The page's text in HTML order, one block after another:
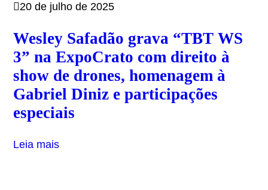
20 de julho de 2025
Wesley Safadão grava “TBT WS
3” na ExpoCrato com direito à
show de drones, homenagem à
Gabriel Diniz e participações
especiais
Leia mais